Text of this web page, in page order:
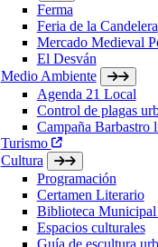
Ferma
Feria de la Candelera
Mercado Medieval
El Desván
Medio Ambiente
Agenda 21 Local
Control de plagas
Campaña Barbastro
Turismo
Cultura
Programación
Certamen Literario
Biblioteca Municipal
Espacios culturales
Guía de escultura